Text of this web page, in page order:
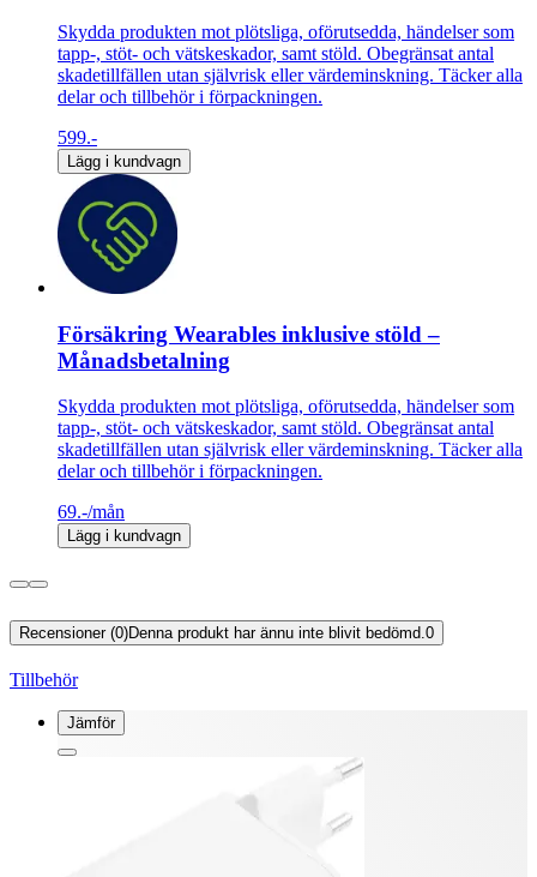
Skydda produkten mot plötsliga, oförutsedda, händelser som
tapp-, stöt- och vätskeskador, samt stöld. Obegränsat antal
skadetillfällen utan självrisk eller värdeminskning. Täcker alla
delar och tillbehör i förpackningen.
599.-
Lägg i kundvagn
Försäkring Wearables inklusive stöld –
Månadsbetalning
Skydda produkten mot plötsliga, oförutsedda, händelser som
tapp-, stöt- och vätskeskador, samt stöld. Obegränsat antal
skadetillfällen utan självrisk eller värdeminskning. Täcker alla
delar och tillbehör i förpackningen.
69.-/mån
Lägg i kundvagn
Recensioner (0)Denna produkt har ännu inte blivit bedömd.0
Tillbehör
Jämför